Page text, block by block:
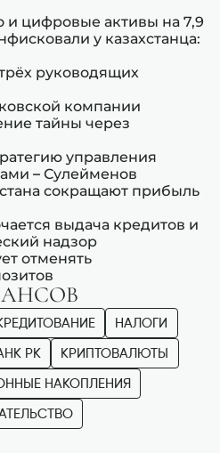
и цифровые активы на 7,9
у казахстанца:
руководящих
компании
тайны через
управления
– Сулейменов
сокращают прибыль
выдача кредитов и
надзор
отменять
НАЛОГИ
РК КРИПТОВАЛЮТЫ
НАКОПЛЕНИЯ